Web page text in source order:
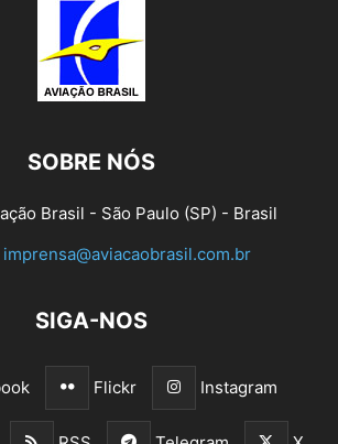
SOBRE NÓS
Brasil - São Paulo (SP) - Brasil
imprensa@aviacaobrasil.com.br
SIGA-NOS
Flickr Instagram